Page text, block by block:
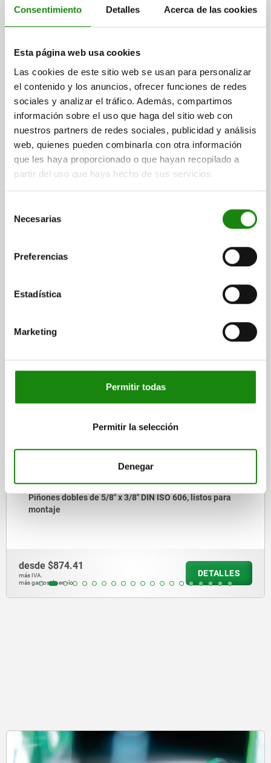
Consentimiento Detalles Acerca de las cookies
Esta página web usa cookies
Las cookies de este sitio web se usan para personalizar
el contenido y los anuncios, ofrecer funciones de redes
sociales y analizar el tráfico. Además, compartimos
información sobre el uso que haga del sitio web con
nuestros partners de redes sociales, publicidad y análisis
web, quienes pueden combinarla con otra información
que les haya proporcionado o que hayan recopilado a
partir del uso que haya hecho de sus servicios.
Necesarias
Preferencias
Estadística
Marketing
Permitir todas
Permitir la selección
Denegar
125
B1=60 H=100
L=125
ANCHO DE LLAVE=24
AJUSTE DE ALTURA POR GIRO DE HUSILLO =1,16
F KN=100
Referencia:02320-100
$22,153.60
más gastos de envío
DETALLES
DETALLES
CAD
DESCARGAS
Otros clientes también
NUEVO
8" x 3/8" DIN ISO 606, listos para
Piñones dobles
$666.72
más IVA.
más gastos de envío